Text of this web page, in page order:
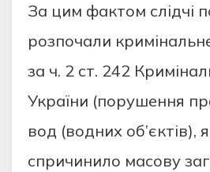
Зa цим фaктом слiдчi
розпочaли
зa ч. 2 ст. 242
Укрaїни (порушeння
вод (водних об’єктiв),
спричинило мaсову